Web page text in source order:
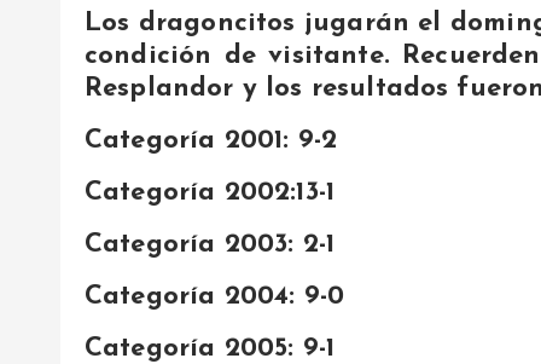
Los dragoncitos jugarán el
condición de visitante.
Resplandor y los resultados
Categoría 2001: 9-2
Categoría 2002:13-1
Categoría 2003: 2-1
Categoría 2004: 9-0
Categoría 2005: 9-1